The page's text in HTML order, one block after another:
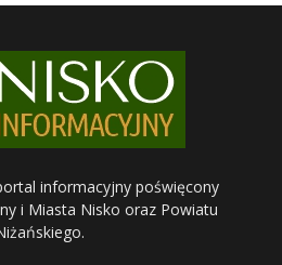
informacyjny poświęcony
i Miasta Nisko oraz Powiatu